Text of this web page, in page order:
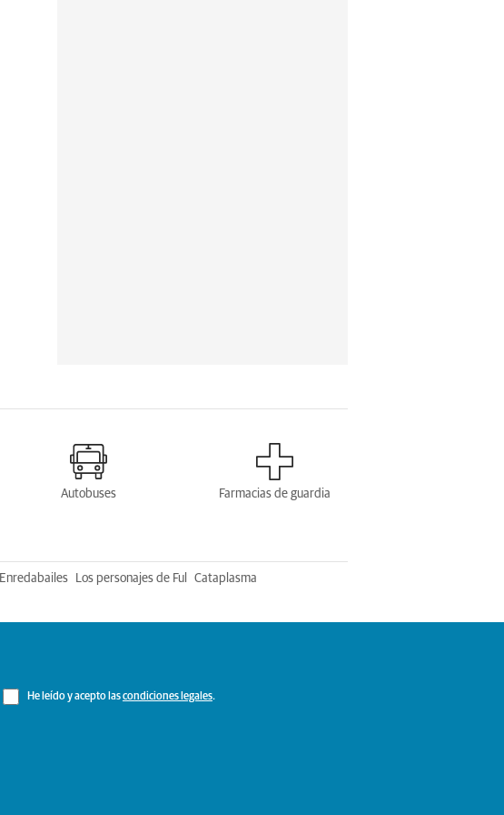
Autobuses Farmacias de guardia
Enredabailes Los personajes de Ful Cataplasma
He leído y acepto lascondiciones legales.